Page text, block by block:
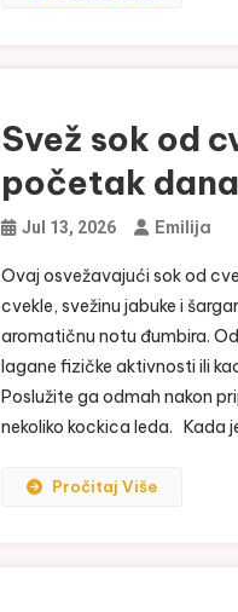
Svež sok od
početak dana
Jul 13, 2026 Emilija
Ovaj osvežavajući sok od
cvekle, svežinu jabuke i
aromatičnu notu đumbira.
lagane fizičke aktivnosti ili
Poslužite ga odmah nakon
nekoliko kockica leda. Kada
Pročitaj Više